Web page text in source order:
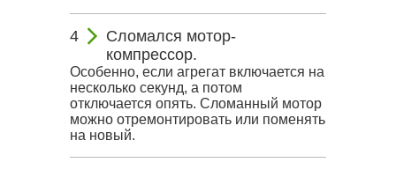
Сломался мотор-
компрессор.
Особенно, если агрегат включается на
несколько секунд, а потом
отключается опять. Сломанный мотор
можно отремонтировать или поменять
на новый.